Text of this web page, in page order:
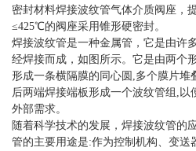
密封材料焊接波纹管气体介质阀座，
≤425℃的阀座采用锥形硬密封。
焊接波纹管是一种金属管，它是由许
经焊接而成，如图所示。它是由两个
形成一条横隔膜的同心圆,多个膜片堆
后两端焊接端板形成一个波纹管组,
外部需求。
随着科学技术的发展，焊接波纹管的
管的主要用途是:作为控制机构、变送